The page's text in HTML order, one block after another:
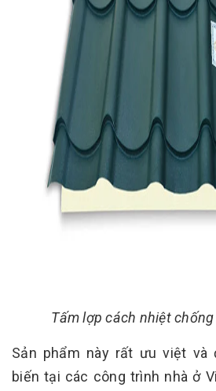
Tấm lợp cách nhiệt
Sản phẩm này rất ưu việt và
biến tại các công trình nhà ở